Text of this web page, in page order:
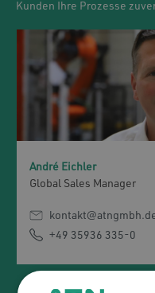
Kunden Ihre Prozesse
André Eichler
Global Sales Manager
+49 35936 335-0